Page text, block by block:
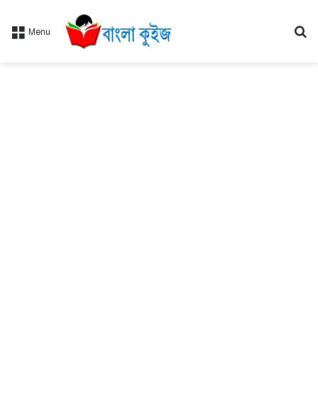
Menu